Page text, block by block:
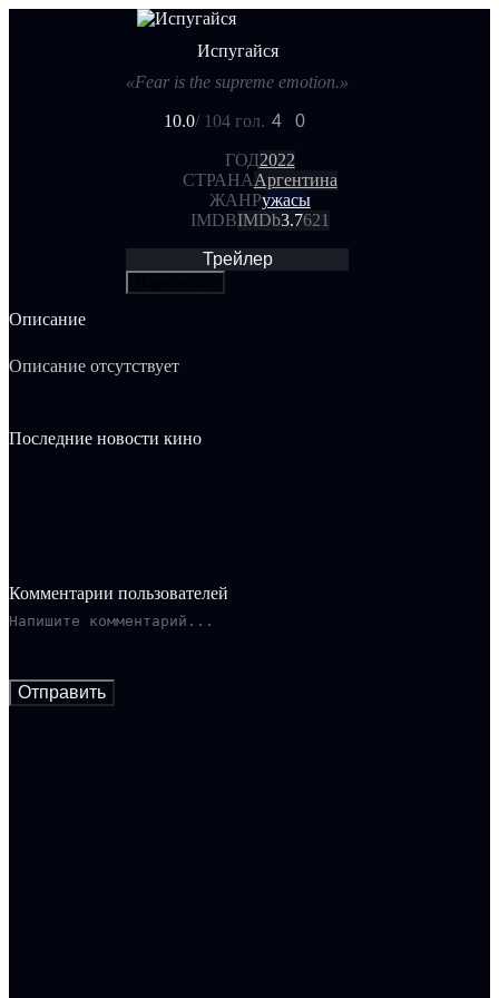
Испугайся
«Fear is the supreme emotion.»
10.0/ 104 гол. 4 0
ГОД2022
СТРАНААргентина
ЖАНРужасы
IMDBIMDb3.7621
Трейлер
Описание
Описание отсутствует
Последние новости кино
Комментарии пользователей
Отправить